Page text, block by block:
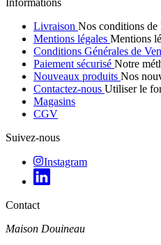
Informations
Livraison Nos conditions de
Mentions légales Mentions
Conditions Générales de
Paiement sécurisé Notre
Nouveaux produits Nos
Contactez-nous Utiliser le
Magasins
CGV
Suivez-nous
Instagram
Contact
Maison Douineau